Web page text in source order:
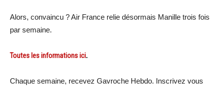
Alors, convaincu ? Air France relie désormais Manille trois fois
par semaine.
Toutes les informations ici.
Chaque semaine, recevez Gavroche Hebdo. Inscrivez vous